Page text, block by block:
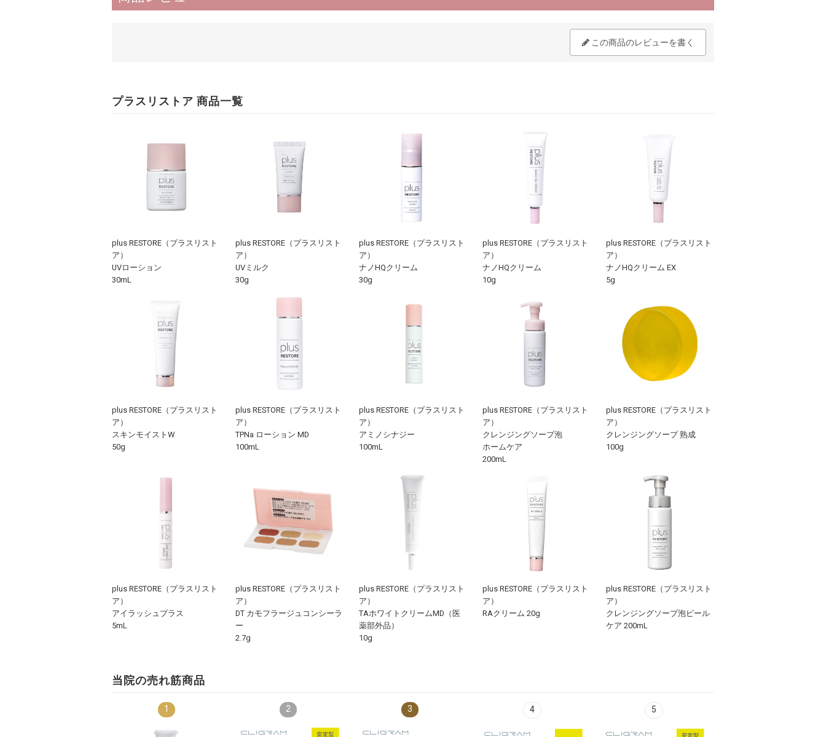
この商品のレビューを書く
プラスリストア 商品一覧
plus RESTORE（プラスリスト
ア）
UVローション
30mL
plus RESTORE（プラスリスト
ア）
UVミルク
30g
plus RESTORE（プラスリスト
ア）
ナノHQクリーム
30g
plus RESTORE（プラスリスト
ア）
ナノHQクリーム
10g
plus RESTORE（プラスリスト
ア）
ナノHQクリーム EX
5g
plus RESTORE（プラスリスト
ア）
スキンモイストW
50g
plus RESTORE（プラスリスト
ア）
TPNa ローション MD
100mL
plus RESTORE（プラスリスト
ア）
アミノシナジー
100mL
plus RESTORE（プラスリスト
ア）
クレンジングソープ泡
ホームケア
200mL
plus RESTORE（プラスリスト
ア）
クレンジングソープ 熟成
100g
plus RESTORE（プラスリスト
ア）
アイラッシュプラス
5mL
plus RESTORE（プラスリスト
ア）
DT カモフラージュコンシーラ
ー
2.7g
plus RESTORE（プラスリスト
ア）
TAホワイトクリームMD（医
薬部外品）
10g
plus RESTORE（プラスリスト
ア）
RAクリーム 20g
plus RESTORE（プラスリスト
ア）
クレンジングソープ泡ピール
ケア 200mL
当院の売れ筋商品
1 2 3 4 5